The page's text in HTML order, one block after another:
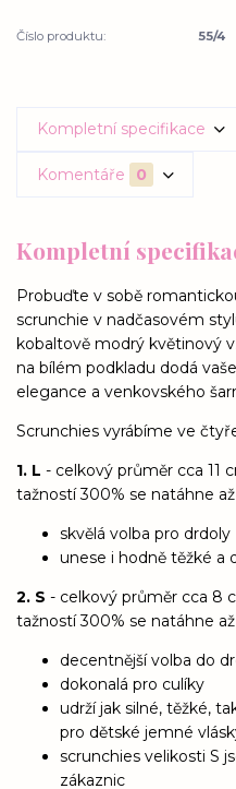
Číslo produktu: 55/4
Kompletní specifikace
Komentáře 0
Kompletní
Probuďte v sobě
scrunchie v nadčasovém
kobaltově modrý květinový
na bílém podkladu dodá
elegance a venkovského
Scrunchies vyrábíme ve
1. L - celkový průměr cca 11
tažností 300% se natáhne
skvělá volba pro drdoly
unese i hodně těžké a
2. S - celkový průměr cca 8
tažností 300% se natáhne
decentnější volba do
dokonalá pro culíky
udrží jak silné, těžké,
pro dětské jemné
scrunchies velikosti S
zákaznic